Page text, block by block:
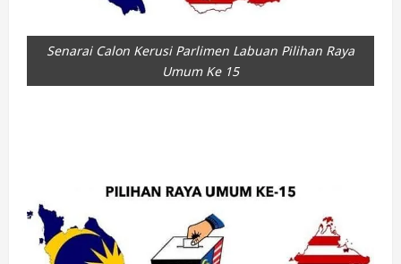
Senarai Calon Kerusi Parlimen Labuan Pilihan Raya
Umum Ke 15